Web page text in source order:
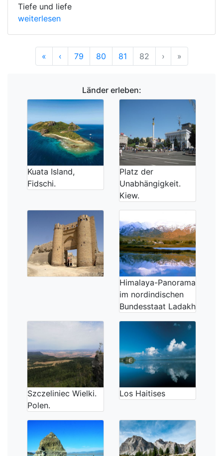
Tiefe und liefe
weiterlesen
« Anfang
‹Vorherige
79 80 81 82 ›Nächste
»Ende
Länder erleben:
Kuata Island,
Fidschi.
Platz der
Unabhängigkeit.
Kiew.
Himalaya-Panorama
im nordindischen
Bundesstaat Ladakh
Szczeliniec Wielki.
Polen.
Los Haitises